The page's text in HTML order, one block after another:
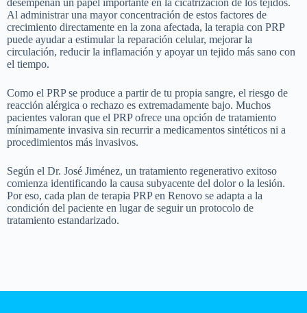
desempeñan un papel importante en la cicatrización de los tejidos.
Al administrar una mayor concentración de estos factores de
crecimiento directamente en la zona afectada, la terapia con PRP
puede ayudar a estimular la reparación celular, mejorar la
circulación, reducir la inflamación y apoyar un tejido más sano con
el tiempo.
Como el PRP se produce a partir de tu propia sangre, el riesgo de
reacción alérgica o rechazo es extremadamente bajo. Muchos
pacientes valoran que el PRP ofrece una opción de tratamiento
mínimamente invasiva sin recurrir a medicamentos sintéticos ni a
procedimientos más invasivos.
Según el Dr. José Jiménez, un tratamiento regenerativo exitoso
comienza identificando la causa subyacente del dolor o la lesión.
Por eso, cada plan de terapia PRP en Renovo se adapta a la
condición del paciente en lugar de seguir un protocolo de
tratamiento estandarizado.